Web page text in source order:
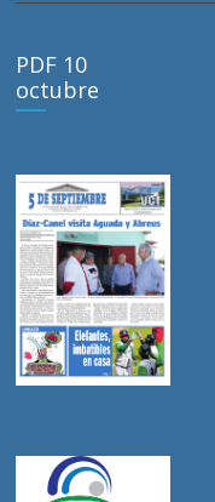
PDF 10
octubre